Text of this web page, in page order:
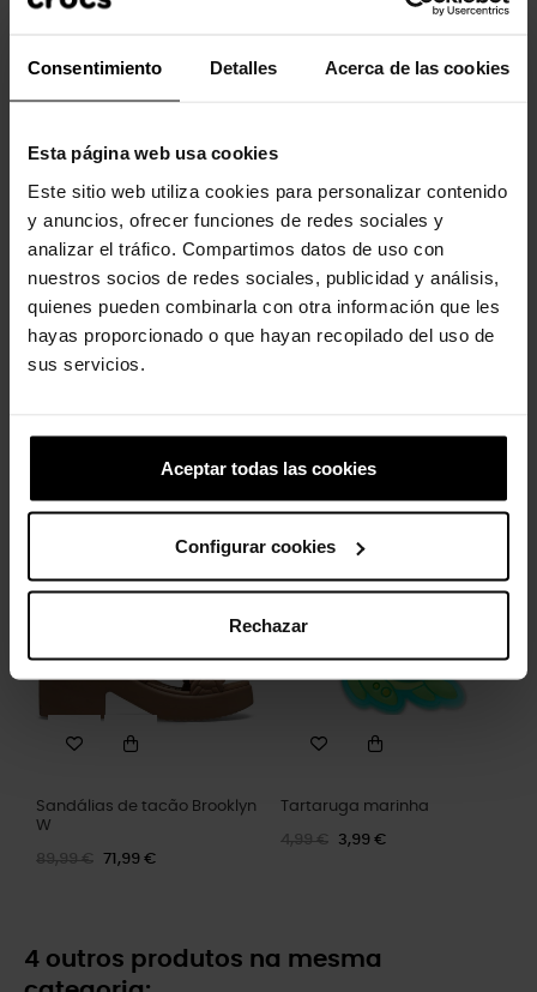
Consentimiento Detalles Acerca de las cookies
Esta página web usa cookies
Este sitio web utiliza cookies para personalizar contenido
y anuncios, ofrecer funciones de redes sociales y
analizar el tráfico. Compartimos datos de uso con
nuestros socios de redes sociales, publicidad y análisis,
quienes pueden combinarla con otra información que les
hayas proporcionado o que hayan recopilado del uso de
sus servicios.
Aceptar todas las cookies
Configurar cookies
Rechazar
Clientes que compraram este
produto também compraram:
-20%
Oso plateado indie
4,99 € 3,99 €
-20%
Picos de mão de pedra
5,99 € 4,79 €
-20%
Sandálias de tacão Brooklyn
W
89,99 € 71,99 €
-20%
Tartaruga marinha
4,99 € 3,99 €
4 outros produtos na mesma